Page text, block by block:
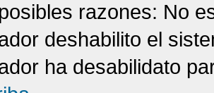
razones: No
deshabilito el
ha desabilidato